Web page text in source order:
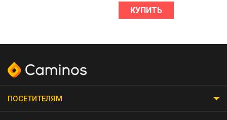
КУПИТЬ
ПОСЕТИТЕЛЯМ